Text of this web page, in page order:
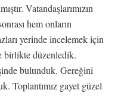
Vatandaşlarımızın
hem onların
yerinde incelemek için
birlikte düzenledik.
bulunduk. Gereğini
Toplantımız gayet güzel